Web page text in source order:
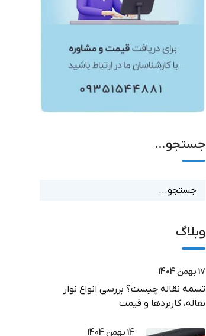
جستجو…
وبلاگ
17 بهمن 1404
تسمه نقاله چیست؟ بررسی انواع نوار
نقاله، کاربردها و قیمت
14 بهمن 1404